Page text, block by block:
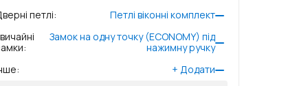
петлі:
Петлі віконні комплект
:
Замок на одну точку (ECONOMY) під
нажимну ручку
: + Додати